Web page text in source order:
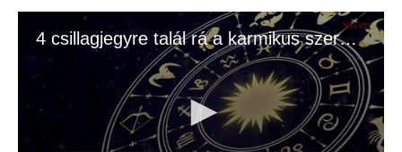
4 csillagjegyre talál rá a karmikus szerelem júliusban